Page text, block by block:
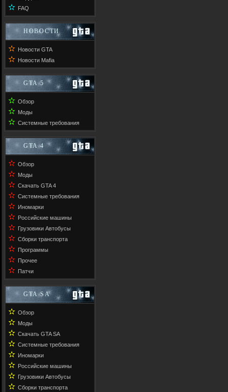
✫ FAQ
НОВОСТИ
✫ Новости GTA
✫ Новости Mafia
GTA 5
✫ Обзор
✫ Моды
✫ Системные требования
GTA 4
✫ Обзор
✫ Моды
✫ Скачать GTA 4
✫ Системные требования
✫ Иномарки
✫ Российские машины
✫ Грузовики Автобусы
✫ Сборки транспорта
✫ Программы
✫ Прочее
✫ Патчи
GTA SA
✫ Обзор
✫ Моды
✫ Скачать GTA SA
✫ Системные требования
✫ Иномарки
✫ Российские машины
✫ Грузовики Автобусы
✫ Сборки транспорта